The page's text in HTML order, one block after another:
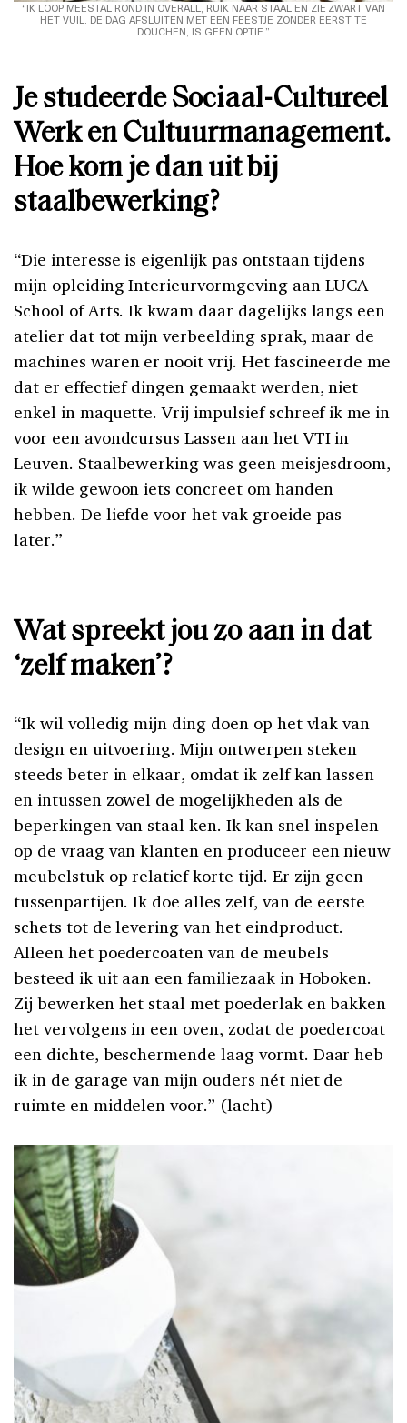
“IK LOOP MEESTAL ROND IN OVERALL, RUIK NAAR STAAL EN ZIE ZWART VAN
HET VUIL. DE DAG AFSLUITEN MET EEN FEESTJE ZONDER EERST TE
DOUCHEN, IS GEEN OPTIE.”
Je studeerde Sociaal-Cultureel
Werk en Cultuurmanagement.
Hoe kom je dan uit bij
staalbewerking?
“Die interesse is eigenlijk pas ontstaan tijdens
mijn opleiding Interieurvormgeving aan LUCA
School of Arts. Ik kwam daar dagelijks langs een
atelier dat tot mijn verbeelding sprak, maar de
machines waren er nooit vrij. Het fascineerde me
dat er effectief dingen gemaakt werden, niet
enkel in maquette. Vrij impulsief schreef ik me in
voor een avondcursus Lassen aan het VTI in
Leuven. Staalbewerking was geen meisjesdroom,
ik wilde gewoon iets concreet om handen
hebben. De liefde voor het vak groeide pas
later.”
Wat spreekt jou zo aan in dat
‘zelf maken’?
“Ik wil volledig mijn ding doen op het vlak van
design en uitvoering. Mijn ontwerpen steken
steeds beter in elkaar, omdat ik zelf kan lassen
en intussen zowel de mogelijkheden als de
beperkingen van staal ken. Ik kan snel inspelen
op de vraag van klanten en produceer een nieuw
meubelstuk op relatief korte tijd. Er zijn geen
tussenpartijen. Ik doe alles zelf, van de eerste
schets tot de levering van het eindproduct.
Alleen het poedercoaten van de meubels
besteed ik uit aan een familiezaak in Hoboken.
Zij bewerken het staal met poederlak en bakken
het vervolgens in een oven, zodat de poedercoat
een dichte, beschermende laag vormt. Daar heb
ik in de garage van mijn ouders nét niet de
ruimte en middelen voor.” (lacht)